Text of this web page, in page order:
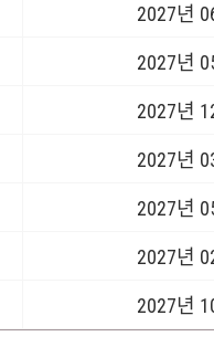
2027년
2027년
2027년
2027년
2027년
2027년
2027년